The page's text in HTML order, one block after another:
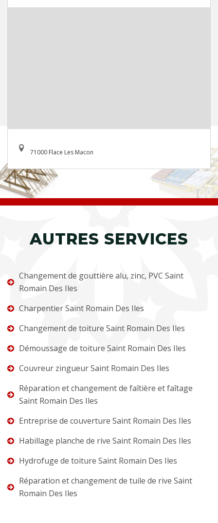
71000 Flace Les Macon
AUTRES SERVICES
Changement de gouttière alu, zinc, PVC Saint
Romain Des Iles
Charpentier Saint Romain Des Iles
Changement de toiture Saint Romain Des Iles
Démoussage de toiture Saint Romain Des Iles
Couvreur zingueur Saint Romain Des Iles
Réparation et changement de faîtière et faîtage
Saint Romain Des Iles
Entreprise de couverture Saint Romain Des Iles
Habillage planche de rive Saint Romain Des Iles
Hydrofuge de toiture Saint Romain Des Iles
Réparation et changement de tuile de rive Saint
Romain Des Iles